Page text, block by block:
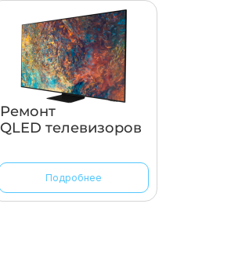
Ремонт
QLED телевизоров
Подробнее